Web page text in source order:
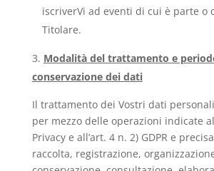
iscriverVi ad eventi di cui è parte o
Titolare.
Modalità del trattamento e
conservazione dei dati
Il trattamento dei Vostri dati
per mezzo delle operazioni indicate
Privacy e all’art. 4 n. 2) GDPR e
raccolta, registrazione,